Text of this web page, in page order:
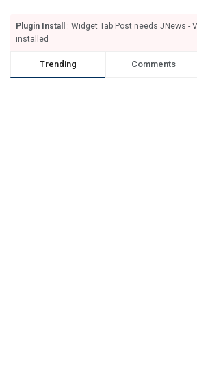
Plugin Install
: Widget Tab Post needs JNews -
installed
Trending Comments